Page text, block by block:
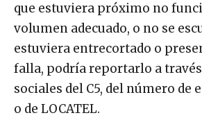
que estuviera próximo no
volumen adecuado, o no se
estuviera entrecortado o
falla, podría reportarlo a través
sociales del C5, del número de
o de LOCATEL.